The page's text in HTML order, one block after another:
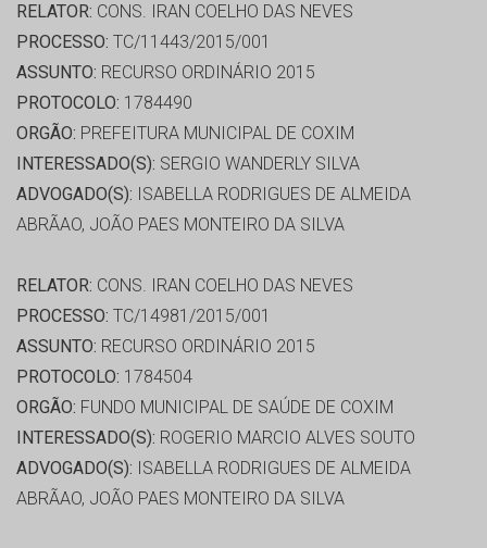
RELATOR: CONS. IRAN COELHO DAS NEVES
PROCESSO: TC/11443/2015/001
ASSUNTO: RECURSO ORDINÁRIO 2015
PROTOCOLO: 1784490
ORGÃO: PREFEITURA MUNICIPAL DE COXIM
INTERESSADO(S): SERGIO WANDERLY SILVA
ADVOGADO(S): ISABELLA RODRIGUES DE ALMEIDA
ABRÃAO, JOÃO PAES MONTEIRO DA SILVA
RELATOR: CONS. IRAN COELHO DAS NEVES
PROCESSO: TC/14981/2015/001
ASSUNTO: RECURSO ORDINÁRIO 2015
PROTOCOLO: 1784504
ORGÃO: FUNDO MUNICIPAL DE SAÚDE DE COXIM
INTERESSADO(S): ROGERIO MARCIO ALVES SOUTO
ADVOGADO(S): ISABELLA RODRIGUES DE ALMEIDA
ABRÃAO, JOÃO PAES MONTEIRO DA SILVA